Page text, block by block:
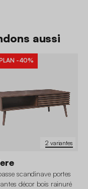
aussi
2 variantes
-40%
scandinave portes
décor bois rainuré